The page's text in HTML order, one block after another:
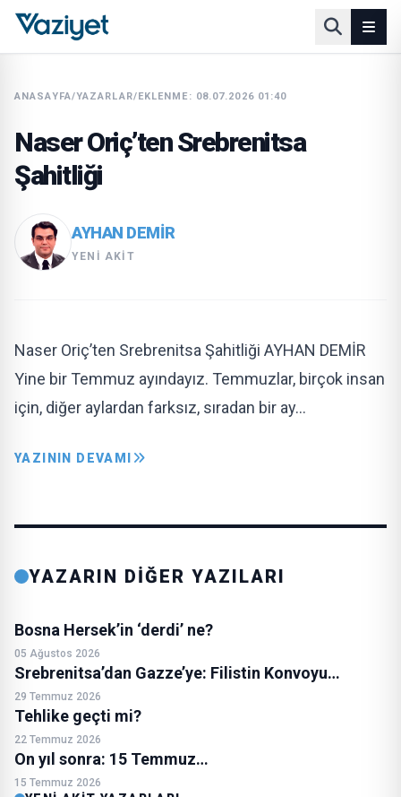
ANASAYFA/YAZARLAR/EKLENME: 08.07.2026 01:40
Naser Oriç’ten Srebrenitsa
Şahitliği
AYHAN DEMIR
YENI AKIT
Naser Oriç’ten Srebrenitsa Şahitliği AYHAN DEMİR
Yine bir Temmuz ayındayız. Temmuzlar, birçok insan
için, diğer aylardan farksız, sıradan bir ay…
YAZININ DEVAMI
YAZARIN DİĞER YAZILARI
Bosna Hersek’in ‘derdi’ ne?
05 Ağustos 2026
Srebrenitsa’dan Gazze’ye: Filistin Konvoyu…
29 Temmuz 2026
Tehlike geçti mi?
22 Temmuz 2026
On yıl sonra: 15 Temmuz…
15 Temmuz 2026